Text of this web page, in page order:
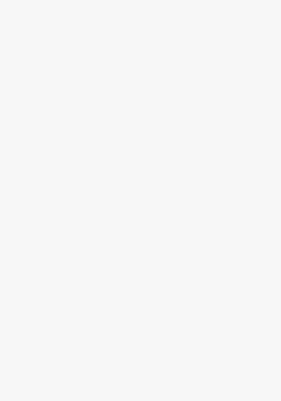
w strategicznych
jest dużym
zużycia plastiku
na rosnące